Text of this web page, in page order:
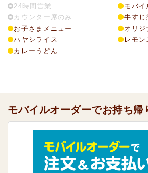
24時間営業
カウンター席のみ
お子さまメニュー
ハヤシライス
カレーうどん
モバイ
牛すじ
オリジ
レモン
モバイルオーダーでお持ち帰